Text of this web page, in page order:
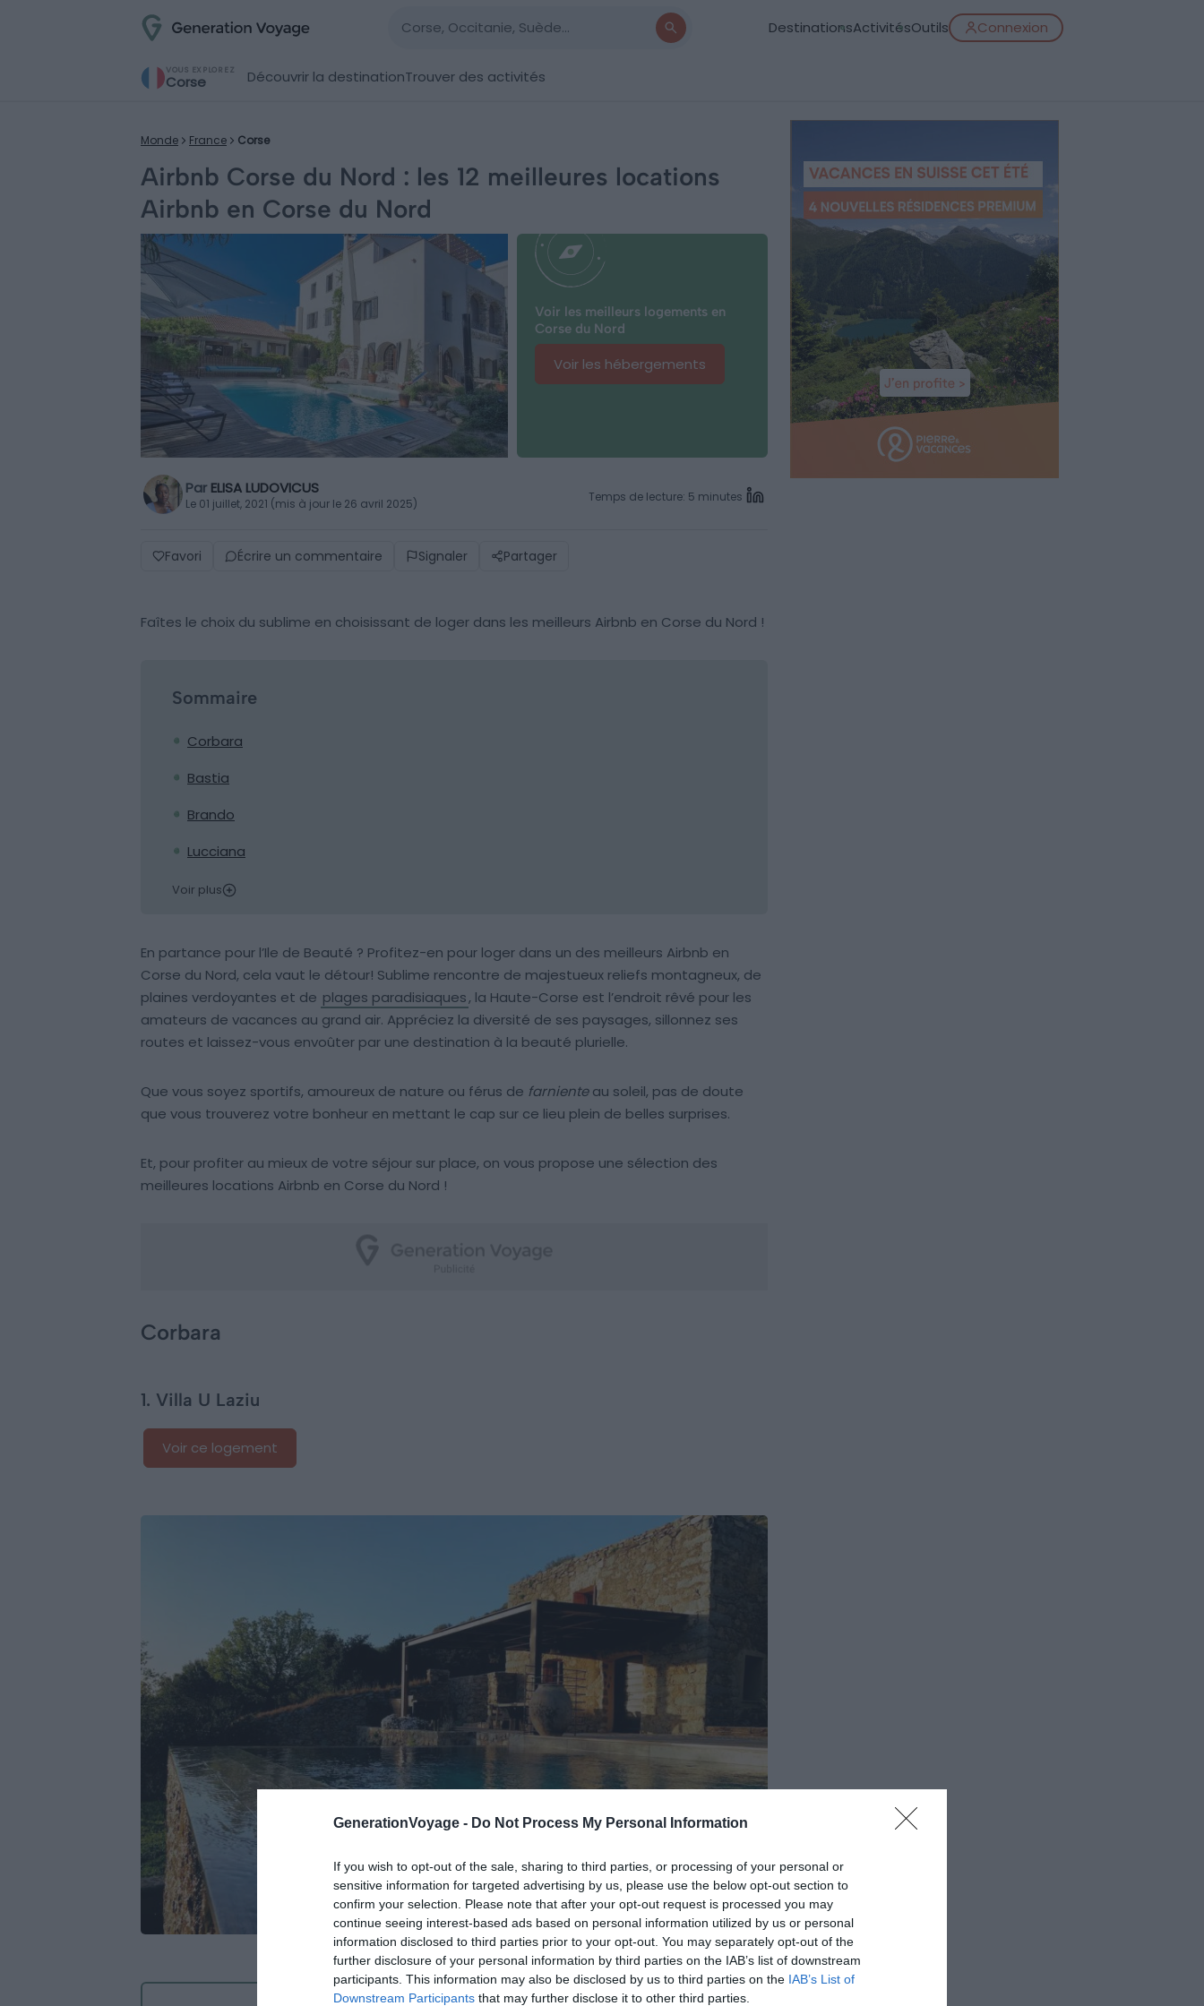
GenerationVoyage - Do Not Process My Personal Information
If you wish to opt-out of the sale, sharing to third parties, or processing of your personal or
sensitive information for targeted advertising by us, please use the below opt-out section to
confirm your selection. Please note that after your opt-out request is processed you may
continue seeing interest-based ads based on personal information utilized by us or personal
information disclosed to third parties prior to your opt-out. You may separately opt-out of the
further disclosure of your personal information by third parties on the IAB’s list of downstream
participants. This information may also be disclosed by us to third parties on the IAB’s List of
Downstream Participants that may further disclose it to other third parties.
DestinationsActivitésOutils Connexion
VOUS EXPLOREZ
Corse Découvrir la destinationTrouver des activités
Monde France Corse
Airbnb Corse du Nord : les 12 meilleures locations
Airbnb en Corse du Nord
Voir les meilleurs logements en
Corse du Nord
Voir les hébergements
Par ELISA LUDOVICUS
Le 01 juillet, 2021 (mis à jour le 26 avril 2025) Temps de lecture: 5 minutes
Favori Écrire un commentaire Signaler Partager
Faîtes le choix du sublime en choisissant de loger dans les meilleurs Airbnb en Corse du Nord !
Sommaire
Corbara
Bastia
Brando
Lucciana
Voir plus
En partance pour l’Ile de Beauté ? Profitez-en pour loger dans un des meilleurs Airbnb en
Corse du Nord, cela vaut le détour! Sublime rencontre de majestueux reliefs montagneux, de
plaines verdoyantes et de plages paradisiaques, la Haute-Corse est l’endroit rêvé pour les
amateurs de vacances au grand air. Appréciez la diversité de ses paysages, sillonnez ses
routes et laissez-vous envoûter par une destination à la beauté plurielle.
Que vous soyez sportifs, amoureux de nature ou férus de farnienteau soleil, pas de doute
que vous trouverez votre bonheur en mettant le cap sur ce lieu plein de belles surprises.
Et, pour profiter au mieux de votre séjour sur place, on vous propose une sélection des
meilleures locations Airbnb en Corse du Nord !
Corbara
1. Villa U Laziu
Voir ce logement
Crédit photo :Airbnb